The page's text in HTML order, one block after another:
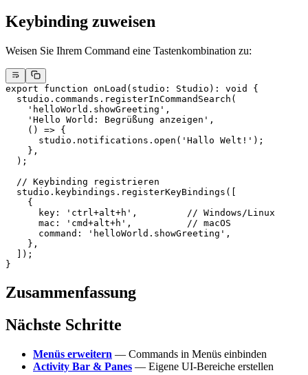
Keybinding zuweisen
Weisen Sie Ihrem Command eine Tastenkombination zu:
export function onLoad ( studio : Studio ) : void
{
  studio.commands.
registerInCommandSearch (
    'helloWorld.showGreeting'
,
    'Hello World: Begrüßung anzeigen'
,
    ()
=> {
      studio.notifications.
open ( 'Hallo Welt!' );
    },
  );
  // Keybinding registrieren
  studio.keybindings.
registerKeyBindings ([
    {
      key:
'ctrl+alt+h' , // Windows/Linux
      mac:
'cmd+alt+h' , // macOS
      command:
'helloWorld.showGreeting' ,
    },
  ]);
}
Zusammenfassung
Nächste Schritte
Menüs erweitern — Commands in Menüs einbinden
Activity Bar & Panes — Eigene UI-Bereiche erstellen